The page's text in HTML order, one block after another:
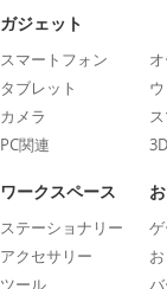
ガジェット
スマートフォン
タブレット
カメラ
PC関連
ワークスペース
ステーショナリー
アクセサリー
ツール